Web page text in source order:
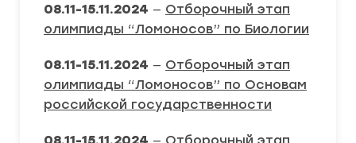
08.11-15.11.2024 — Отборочный этап
олимпиады “Ломоносов” по Биологии
08.11-15.11.2024 — Отборочный этап
олимпиады “Ломоносов” по Основам
российской государственности